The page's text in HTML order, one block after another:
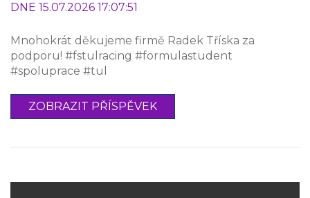
DNE 15.07.2026 17:07:51
Mnohokrát děkujeme firmě Radek Tříska za
podporu! #fstulracing #formulastudent
#spoluprace #tul
ZOBRAZIT PŘÍSPĚVEK